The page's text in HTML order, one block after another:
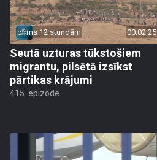
pirms 12 stundām 00:02:25
Seutā uzturas tūkstošiem
migrantu, pilsētā izsīkst
pārtikas krājumi
415. epizode